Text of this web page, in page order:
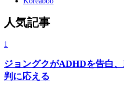
人気記事
1
ジョングクがADHDを告白
判に応える